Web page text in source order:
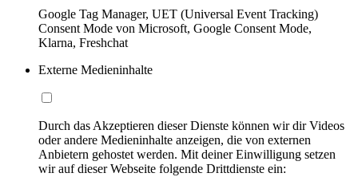
Google Tag Manager, UET (Universal Event Tracking)
Consent Mode von Microsoft, Google Consent Mode,
Klarna, Freshchat
Externe Medieninhalte
Durch das Akzeptieren dieser Dienste können wir dir Videos
oder andere Medieninhalte anzeigen, die von externen
Anbietern gehostet werden. Mit deiner Einwilligung setzen
wir auf dieser Webseite folgende Drittdienste ein: